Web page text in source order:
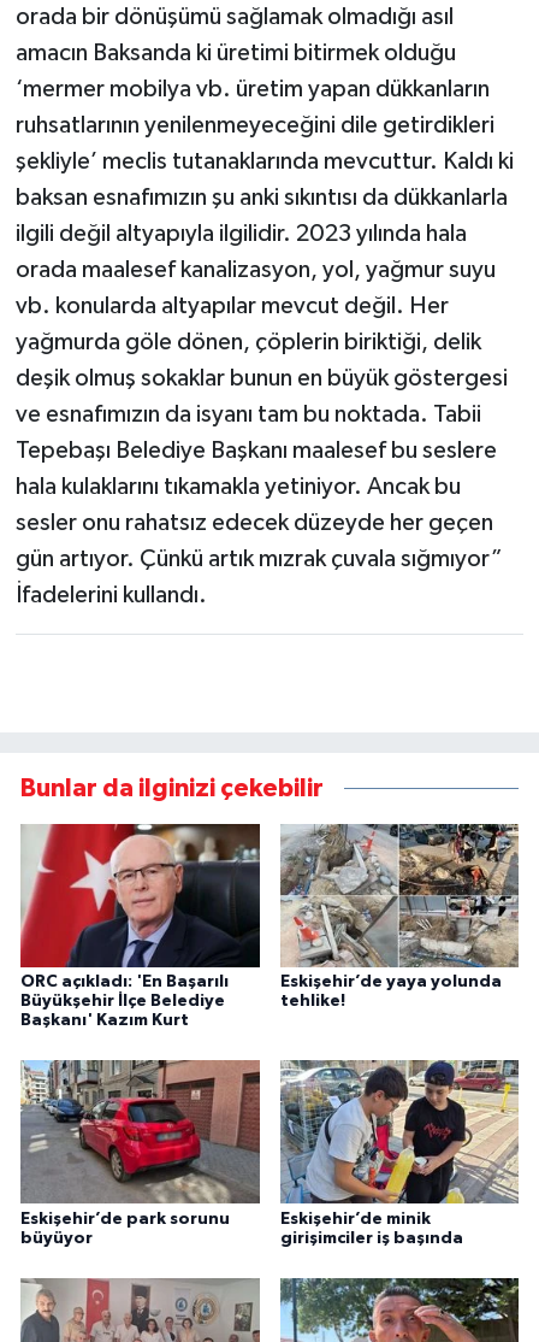
orada bir dönüşümü sağlamak olmadığı asıl
amacın Baksanda ki üretimi bitirmek olduğu
‘mermer mobilya vb. üretim yapan dükkanların
ruhsatlarının yenilenmeyeceğini dile getirdikleri
şekliyle’ meclis tutanaklarında mevcuttur. Kaldı ki
baksan esnafımızın şu anki sıkıntısı da dükkanlarla
ilgili değil altyapıyla ilgilidir. 2023 yılında hala
orada maalesef kanalizasyon, yol, yağmur suyu
vb. konularda altyapılar mevcut değil. Her
yağmurda göle dönen, çöplerin biriktiği, delik
deşik olmuş sokaklar bunun en büyük göstergesi
ve esnafımızın da isyanı tam bu noktada. Tabii
Tepebaşı Belediye Başkanı maalesef bu seslere
hala kulaklarını tıkamakla yetiniyor. Ancak bu
sesler onu rahatsız edecek düzeyde her geçen
gün artıyor. Çünkü artık mızrak çuvala sığmıyor”
İfadelerini kullandı.
Bunlar da ilginizi çekebilir
ORC açıkladı: 'En Başarılı
Büyükşehir İlçe Belediye
Başkanı' Kazım Kurt
Eskişehir’de yaya yolunda
tehlike!
Eskişehir’de park sorunu
büyüyor
Eskişehir’de minik
girişimciler iş başında